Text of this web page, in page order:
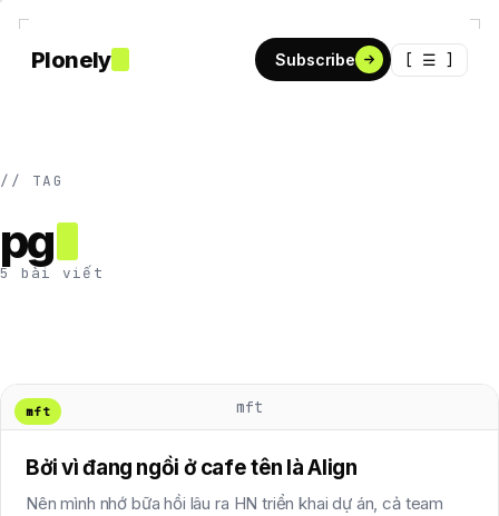
Plonely Subscribe [ ☰ ]
// TAG
pg
5 bài viết
mft
mft
Bởi vì đang ngồi ở cafe tên là Align
Nên mình nhớ bữa hồi lâu ra HN triển khai dự án, cả team